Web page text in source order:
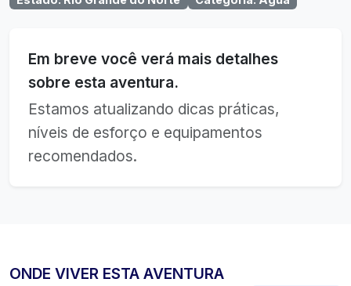
Em breve você verá mais detalhes
sobre esta aventura.
Estamos atualizando dicas práticas,
níveis de esforço e equipamentos
recomendados.
ONDE VIVER ESTA AVENTURA